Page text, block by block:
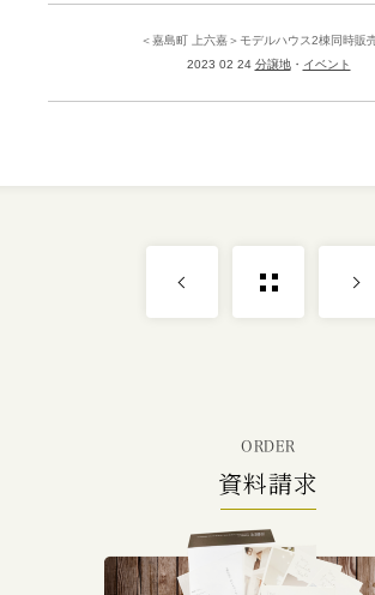
＜嘉島町 上六嘉＞モデルハウス2棟同時販
2023 02 24 分譲地 イベント
ORDER
資料請求